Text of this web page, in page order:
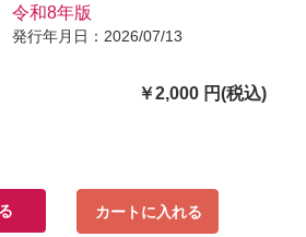
令和8年版
発行年月日：2026/07/13
￥2,000 円(税込)
カートに入れる